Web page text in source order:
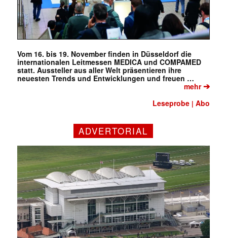
Vom 16. bis 19. November finden in Düsseldorf die
internationalen Leitmessen MEDICA und COMPAMED
statt. Aussteller aus aller Welt präsentieren ihre
neuesten Trends und Entwicklungen und freuen …
mehr➔
Leseprobe |Abo
ADVERTORIAL